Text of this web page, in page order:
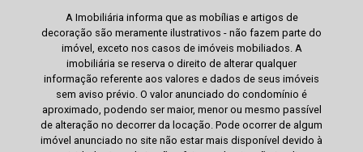
A Imobiliária informa que as mobílias e artigos de
decoração são meramente ilustrativos - não fazem parte do
imóvel, exceto nos casos de imóveis mobiliados. A
imobiliária se reserva o direito de alterar qualquer
informação referente aos valores e dados de seus imóveis
sem aviso prévio. O valor anunciado do condomínio é
aproximado, podendo ser maior, menor ou mesmo passível
de alteração no decorrer da locação. Pode ocorrer de algum
imóvel anunciado no site não estar mais disponível devido à